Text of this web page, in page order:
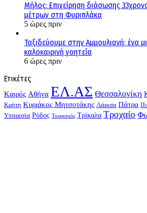
Μήλος: Επιχείρηση διάσωσης
μέτρων στη Φυριπλάκα
5 ώρες πριν
Ταξιδεύουμε στην Αμμουλιανή: ένα
καλοκαιρινή γοητεία
6 ώρες πριν
Ετικέτες
Kαιρός Αθήνα ΕΛ.ΑΣ Θεσσαλονίκη
Κρήτη Κυριάκος Μητσοτάκης Λάρισα Πάτρα
Υπηρεσία Ρόδος Τουρισμός Τρίκαλα Τροχαίο